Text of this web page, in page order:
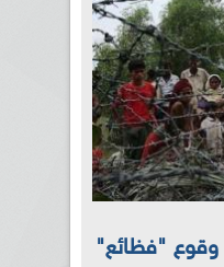
وقوع "فظائع"